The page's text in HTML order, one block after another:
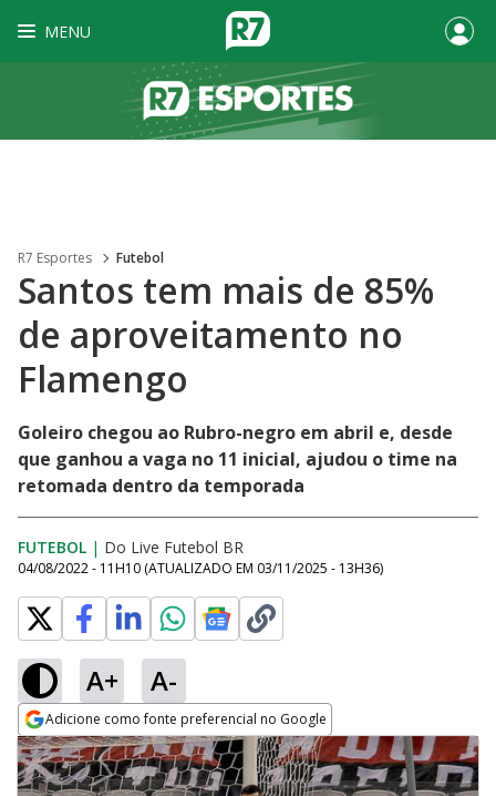
MENU
R7 Esportes Futebol
Santos tem mais de 85%
de aproveitamento no
Flamengo
Goleiro chegou ao Rubro-negro em abril e, desde
que ganhou a vaga no 11 inicial, ajudou o time na
retomada dentro da temporada
FUTEBOL | Do Live Futebol BR
04/08/2022 - 11H10 (ATUALIZADO EM 03/11/2025 - 13H36)
A+ A-
Adicione como fonte preferencial no Google
Opens in new window